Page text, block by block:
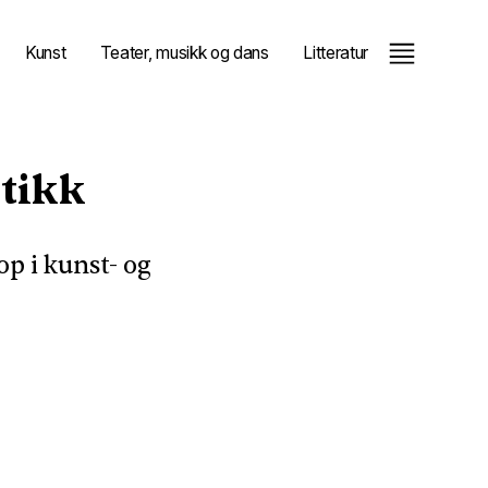
Kunst Teater, musikk og dans Litteratur
i kunst- og